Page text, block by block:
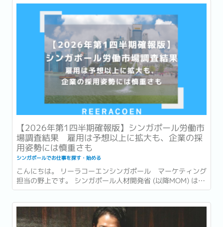
キング...
【2026年第1四半期確報版】シンガポール労働市
場調査結果 雇用は予想以上に拡大も、企業の採
用姿勢には慎重さも
シンガポールでお仕事を探す・始める
こんにちは。 リーラコーエンシンガポール マーケティング
担当の野上です。 シンガポール人材開発省 (以降MOM) は先
日の2026年6月15日、2026年第1四半期 (1〜3月) の労働市
場レポート (Labour Market Report) を発表しました。...